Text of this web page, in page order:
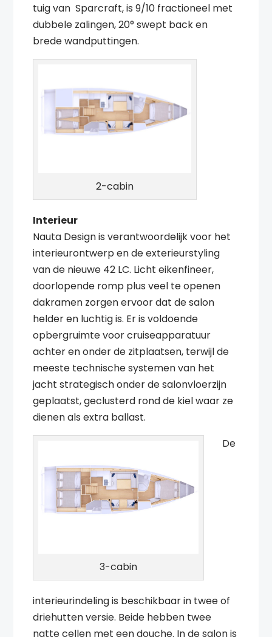
tuig van Sparcraft, is 9/10 fractioneel met
dubbele zalingen, 20° swept back en
brede wandputtingen.
2-cabin
Interieur
Nauta Design is verantwoordelijk voor het
interieurontwerp en de exterieurstyling
van de nieuwe 42 LC. Licht eikenfineer,
doorlopende romp plus veel te openen
dakramen zorgen ervoor dat de salon
helder en luchtig is. Er is voldoende
opbergruimte voor cruiseapparatuur
achter en onder de zitplaatsen, terwijl de
meeste technische systemen van het
jacht strategisch onder de salonvloerzijn
geplaatst, geclusterd rond de kiel waar ze
dienen als extra ballast.
3-cabin
De
interieurindeling is beschikbaar in twee of
driehutten versie. Beide hebben twee
natte cellen met een douche. In de salon is